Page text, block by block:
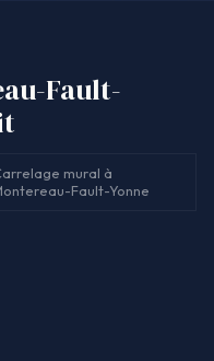
Fault-
mural à
Fault-Yonne